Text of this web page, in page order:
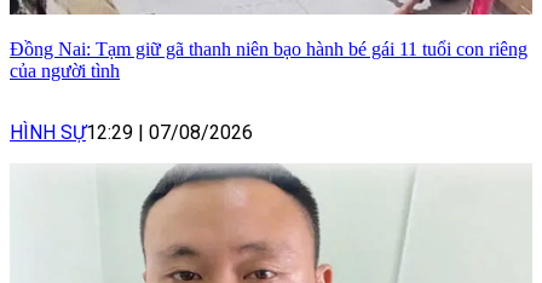
Đồng Nai: Tạm giữ gã thanh niên bạo hành bé gái 11 tuổi con riêng
của người tình
HÌNH SỰ12:29 | 07/08/2026